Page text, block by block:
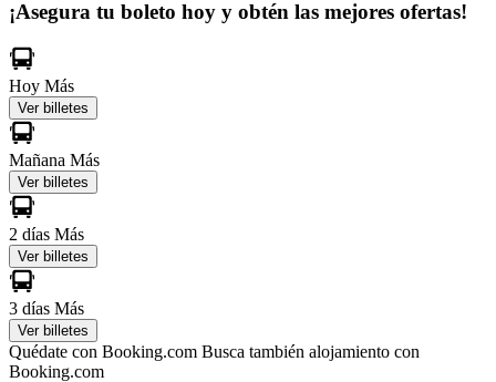
¡Asegura tu boleto hoy y obtén las mejores ofertas!
Hoy Más
Ver billetes
Mañana Más
Ver billetes
2 días Más
Ver billetes
3 días Más
Ver billetes
Quédate con Booking.com Busca también alojamiento con
Booking.com